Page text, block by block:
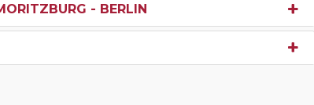
- BERLIN